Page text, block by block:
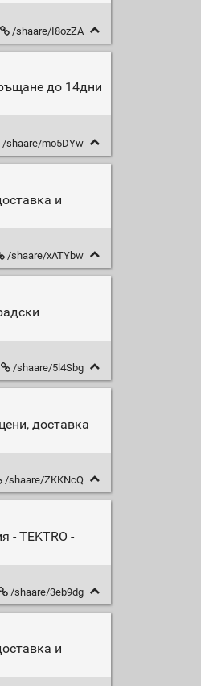
/shaare/I8ozZA
до 14дни
/shaare/mo5DYw
и
/shaare/xATYbw
/shaare/5l4Sbg
доставка
/shaare/ZKKNcQ
- TEKTRO -
/shaare/3eb9dg
и